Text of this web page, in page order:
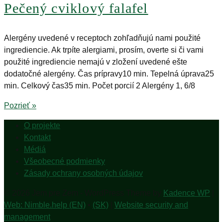
Pečený cviklový falafel
Alergény uvedené v receptoch zohľadňujú nami použité
ingrediencie. Ak trpíte alergiami, prosím, overte si či vami
použité ingrediencie nemajú v zložení uvedené ešte
dodatočné alergény. Čas prípravy10 min. Tepelná úprava25
min. Celkový čas35 min. Počet porcií 2 Alergény 1, 6/8
Pozrieť »
O projekte
Kontakt
Médiá
Všeobecné podmienky
Zásady ochrany osobných údajov
Kadence WP
Web: Nimble.help (EN)
(SK)
Website security and
management